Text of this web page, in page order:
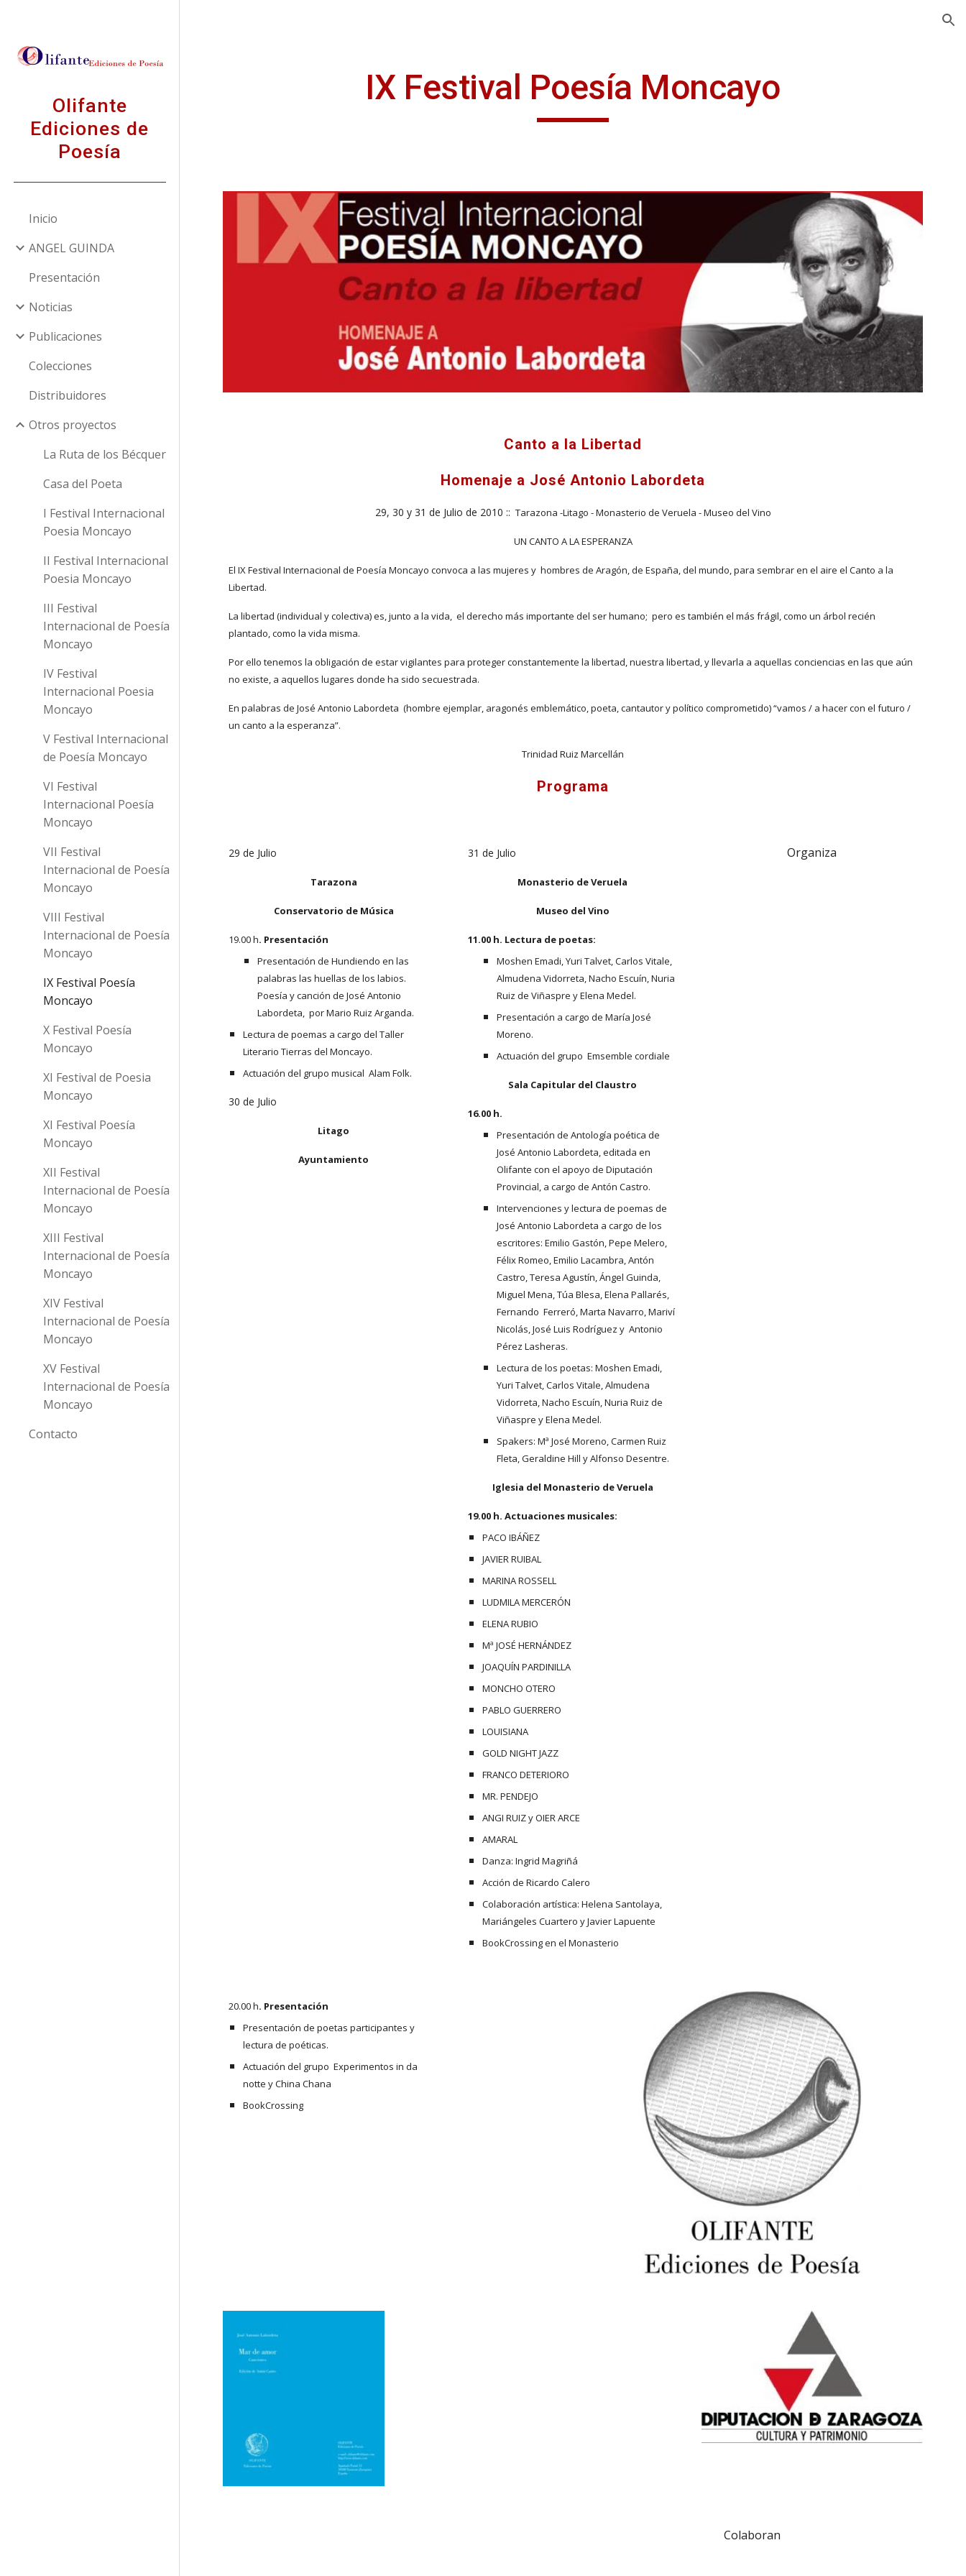
Olifante
Ediciones de
Poesía
Inicio
ANGEL GUINDA
Presentación
Noticias
Publicaciones
Colecciones
Distribuidores
Otros proyectos
La Ruta de los Bécquer
Casa del Poeta
I Festival Internacional
Poesia Moncayo
II Festival Internacional
Poesia Moncayo
III Festival
Internacional de Poesía
Moncayo
IV Festival
Internacional Poesia
Moncayo
V Festival Internacional
de Poesía Moncayo
VI Festival
Internacional Poesía
Moncayo
VII Festival
Internacional de Poesía
Moncayo
VIII Festival
Internacional de Poesía
Moncayo
IX Festival Poesía
Moncayo
X Festival Poesía
Moncayo
XI Festival de Poesia
Moncayo
XI Festival Poesía
Moncayo
XII Festival
Internacional de Poesía
Moncayo
XIII Festival
Internacional de Poesía
Moncayo
XIV Festival
Internacional de Poesía
Moncayo
XV Festival
Internacional de Poesía
Moncayo
Contacto
IX Festival Poesía Moncayo
Canto a la Libertad
Homenaje a José Antonio Labordeta
29, 30 y 31 de Julio de 2010 :: Tarazona -Litago - Monasterio de Veruela - Museo del Vino
UN CANTO A LA ESPERANZA
El IX Festival Internacional de Poesía Moncayo convoca a las mujeres y  hombres de Aragón, de España, del mundo, para sembrar en el aire el Canto a la
Libertad.
La libertad (individual y colectiva) es, junto a la vida,  el derecho más importante del ser humano;  pero es también el más frágil, como un árbol recién
plantado, como la vida misma.
Por ello tenemos la obligación de estar vigilantes para proteger constantemente la libertad, nuestra libertad, y llevarla a aquellas conciencias en las que aún
no existe, a aquellos lugares donde ha sido secuestrada.
En palabras de José Antonio Labordeta  (hombre ejemplar, aragonés emblemático, poeta, cantautor y político comprometido) “vamos / a hacer con el futuro /
un canto a la esperanza”.
Trinidad Ruiz Marcellán
Programa
29 de Julio
Tarazona
Conservatorio de Música
19.00 h. Presentación
Presentación de Hundiendo en las
palabras las huellas de los labios.
Poesía y canción de José Antonio
Labordeta,  por Mario Ruiz Arganda.
Lectura de poemas a cargo del Taller
Literario Tierras del Moncayo.
Actuación del grupo musical  Alam Folk.
30 de Julio
Litago
Ayuntamiento
31 de Julio
Monasterio de Veruela
Museo del Vino
11.00 h. Lectura de poetas:
Moshen Emadi, Yuri Talvet, Carlos Vitale,
Almudena Vidorreta, Nacho Escuín, Nuria
Ruiz de Viñaspre y Elena Medel.
Presentación a cargo de María José
Moreno.
Actuación del grupo  Emsemble cordiale
Sala Capitular del Claustro
16.00 h.
Presentación de Antología poética de
José Antonio Labordeta, editada en
Olifante con el apoyo de Diputación
Provincial, a cargo de Antón Castro.
Intervenciones y lectura de poemas de
José Antonio Labordeta a cargo de los
escritores: Emilio Gastón, Pepe Melero,
Félix Romeo, Emilio Lacambra, Antón
Castro, Teresa Agustín, Ángel Guinda,
Miguel Mena, Túa Blesa, Elena Pallarés,
Fernando  Ferreró, Marta Navarro, Mariví
Nicolás, José Luis Rodríguez y  Antonio
Pérez Lasheras.
Lectura de los poetas: Moshen Emadi,
Yuri Talvet, Carlos Vitale, Almudena
Vidorreta, Nacho Escuín, Nuria Ruiz de
Viñaspre y Elena Medel.
Spakers: Mª José Moreno, Carmen Ruiz
Fleta, Geraldine Hill y Alfonso Desentre.
Iglesia del Monasterio de Veruela
19.00 h. Actuaciones musicales:
PACO IBÁÑEZ
JAVIER RUIBAL
MARINA ROSSELL
LUDMILA MERCERÓN
ELENA RUBIO
Mª JOSÉ HERNÁNDEZ
JOAQUÍN PARDINILLA
MONCHO OTERO
PABLO GUERRERO
LOUISIANA
GOLD NIGHT JAZZ
FRANCO DETERIORO
MR. PENDEJO
ANGI RUIZ y OIER ARCE
AMARAL
Danza: Ingrid Magriñá
Acción de Ricardo Calero
Colaboración artística: Helena Santolaya,
Mariángeles Cuartero y Javier Lapuente
BookCrossing en el Monasterio
Organiza
20.00 h. Presentación
Presentación de poetas participantes y
lectura de poéticas.
Actuación del grupo  Experimentos in da
notte y China Chana
BookCrossing
Colaboran